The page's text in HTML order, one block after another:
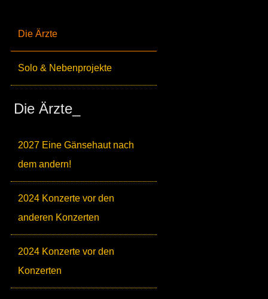
Die Ärzte
Solo & Nebenprojekte
Die Ärzte_
2027 Eine Gänsehaut nach
dem andern!
2024 Konzerte vor den
anderen Konzerten
2024 Konzerte vor den
Konzerten